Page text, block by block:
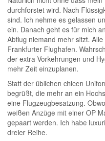
durchforstet wird. Nach
sind. Ich nehme es gelassen
ein. Danach geht es für mich
Abflug niemand mehr sitzt.
Frankfurter Flughafen.
der extra Vorkehrungen und
mehr Zeit einzuplanen.
Statt der üblichen chicen
begrüßt, die mehr an ein
eine Flugzeugbesatzung.
weißen Anzüge mit einer OP
gepaart werden. Ich habe
dreier Reihe.